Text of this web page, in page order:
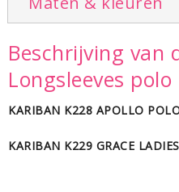
Beschrijving van
Longsleeves polo
KARIBAN K228 APOLLO
KARIBAN K229 GRACE